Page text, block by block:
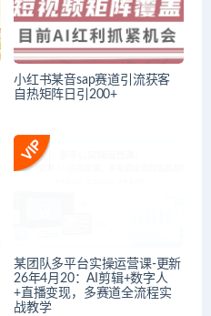
小红书某音sap赛道引流获客
自热矩阵日引200+
某团队多平台实操运营课-更新
26年4月20：AI剪辑+数字人
+直播变现，多赛道全流程实
战教学